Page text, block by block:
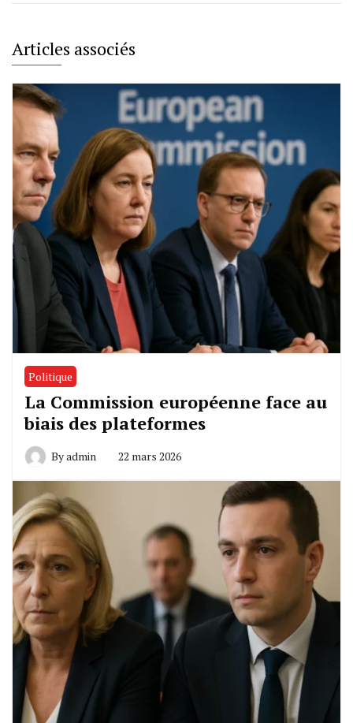
Articles associés
Politique
La Commission européenne face au
biais des plateformes
Byadmin 22 mars 2026